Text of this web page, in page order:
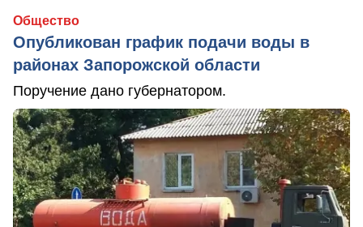
Общество
Опубликован график подачи воды в
районах Запорожской области
Поручение дано губернатором.